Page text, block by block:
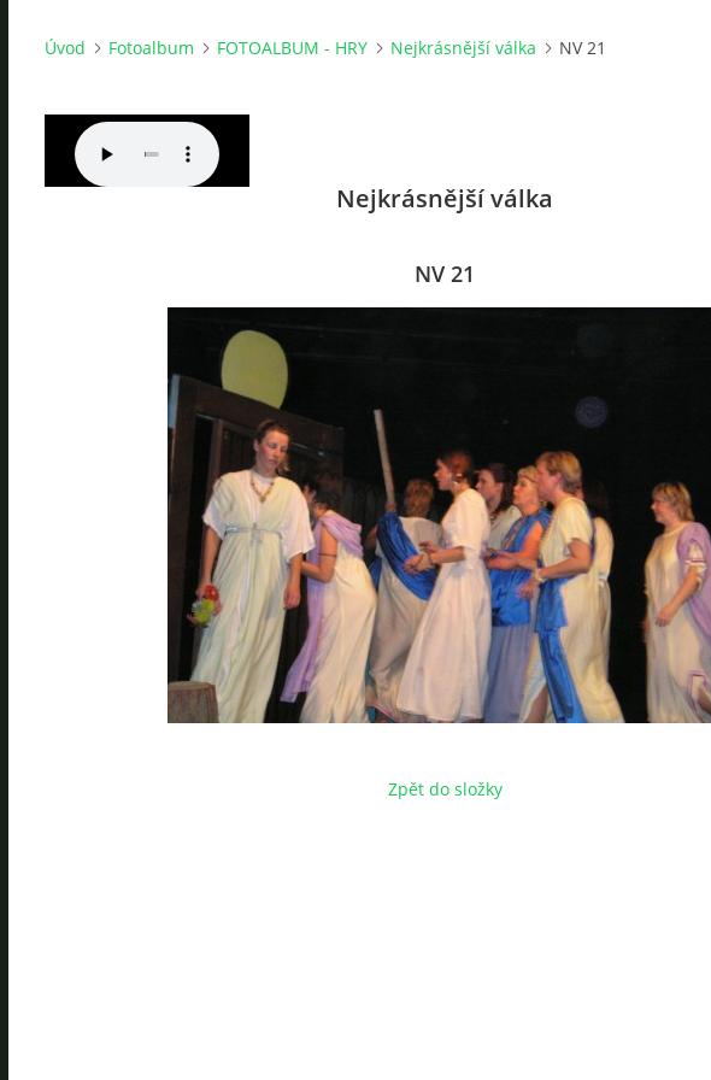
Úvod Fotoalbum FOTOALBUM - HRY Nejkrásnější válka NV 21
Nejkrásnější válka
NV 21
Zpět do složky